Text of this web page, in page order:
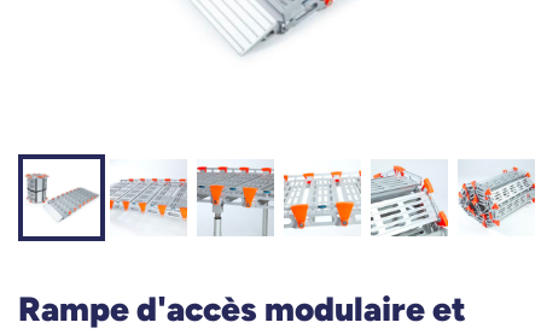
Rampe d'accès modulaire et